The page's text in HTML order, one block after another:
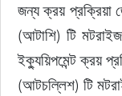
জন্য ক্রয় প্রক্রিয়া
(আটাশি) টি
ইক্যুয়িপমেন্ট ক্রয়
(আটচল্লিশ) টি